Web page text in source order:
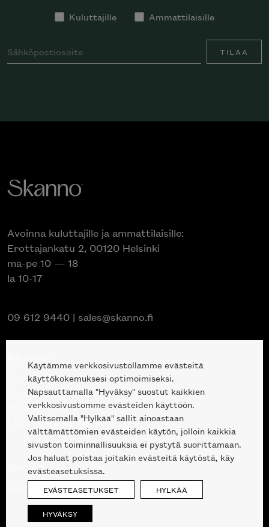
Kuluttajille Ammattilaisille
TILAA
Avoinna kuluttajille ja ammattilaisille:
Erottajankatu 2, 00120 Helsinki
ma-pe 10 — 18
la 10-17
09 612 9440 | sales@skanno.fi
Tuotteet
Suunnittelupalvelu
Projektimyynti
Liike Helsingin keskustassa
Outlet
Poistuvat mallikappaleet
Käytämme verkkosivustollamme evästeitä
käyttökokemuksesi optimoimiseksi.
Napsauttamalla "Hyväksy" suostut kaikkien
verkkosivustomme evästeiden käyttöön.
Valitsemalla "Hylkää" sallit ainoastaan
välttämättömien evästeiden käytön, jolloin kaikkia
sivuston toiminnallisuuksia ei pystytä suorittamaan.
Jos haluat poistaa joitakin evästeitä käytöstä, käy
evästeasetuksissa.
EVÄSTEASETUKSET HYLKÄÄ
HYVÄKSY